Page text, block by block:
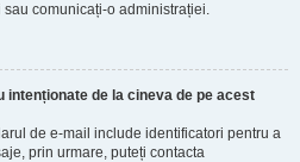
comunicați-o administrației.
de la cineva de pe acest
de e-mail include identificatori pentru a
prin urmare, puteți contacta